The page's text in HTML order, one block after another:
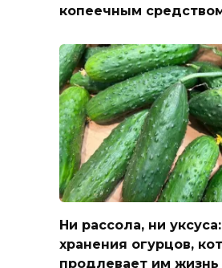
копеечным
Ни рассола, ни
хранения огурцов,
продлевает им жизнь